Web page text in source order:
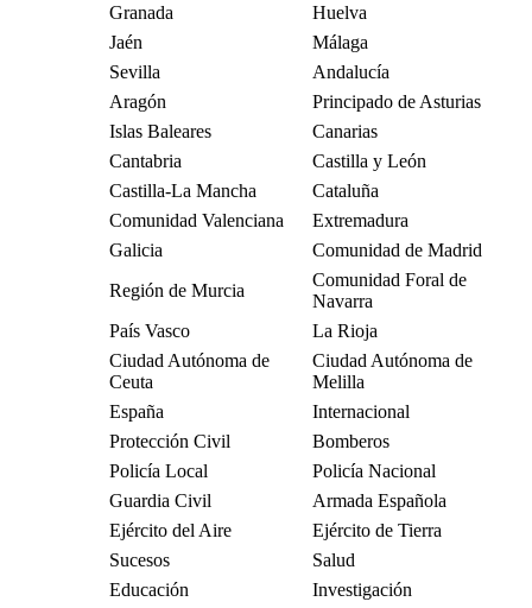
Granada
Huelva
Jaén
Málaga
Sevilla
Andalucía
Aragón
Principado de Asturias
Islas Baleares
Canarias
Cantabria
Castilla y León
Castilla-La Mancha
Cataluña
Comunidad Valenciana
Extremadura
Galicia
Comunidad de Madrid
Región de Murcia
Comunidad Foral de
Navarra
País Vasco
La Rioja
Ciudad Autónoma de
Ceuta
Ciudad Autónoma de
Melilla
España
Internacional
Protección Civil
Bomberos
Policía Local
Policía Nacional
Guardia Civil
Armada Española
Ejército del Aire
Ejército de Tierra
Sucesos
Salud
Educación
Investigación